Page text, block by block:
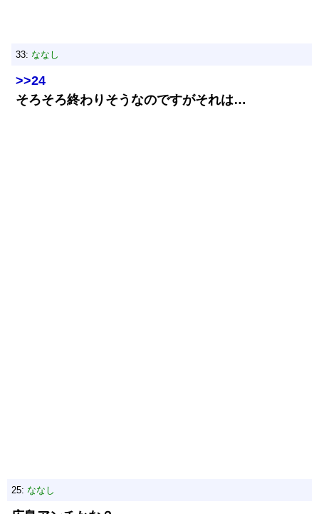
33: ななし
>>24
そろそろ終わりそうなのですがそれは…
25: ななし